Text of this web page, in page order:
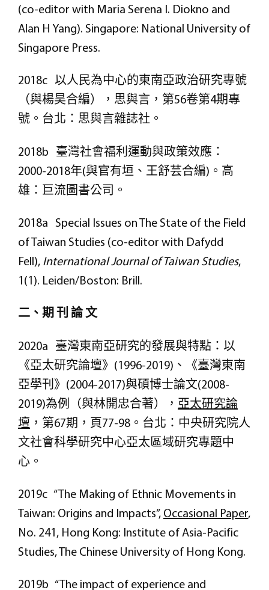
(co-editor with Maria Serena I. Diokno and
Alan H Yang). Singapore: National University of
Singapore Press.
2018c 以人民為中心的東南亞政治研究專號
（與楊昊合編），思與言，第56卷第4期專
號。台北：思與言雜誌社。
2018b 臺灣社會福利運動與政策效應：
2000-2018年(與官有垣、王舒芸合編)。高
雄：巨流圖書公司。
2018a Special Issues on The State of the Field
of Taiwan Studies (co-editor with Dafydd
Fell), International Journal of Taiwan Studies,
1(1). Leiden/Boston: Brill.
二、期 刊 論 文
2020a 臺灣東南亞研究的發展與特點：以
《亞太研究論壇》(1996-2019)、《臺灣東南
亞學刊》(2004-2017)與碩博士論文(2008-
2019)為例（與林開忠合著）， 亞太研究論
壇 ，第67期，頁77-98。台北：中央研究院人
文社會科學研究中心亞太區域研究專題中
心。
2019c “The Making of Ethnic Movements in
Taiwan: Origins and Impacts”, Occasional Paper,
No. 241, Hong Kong: Institute of Asia-Pacific
Studies, The Chinese University of Hong Kong.
2019b “The impact of experience and